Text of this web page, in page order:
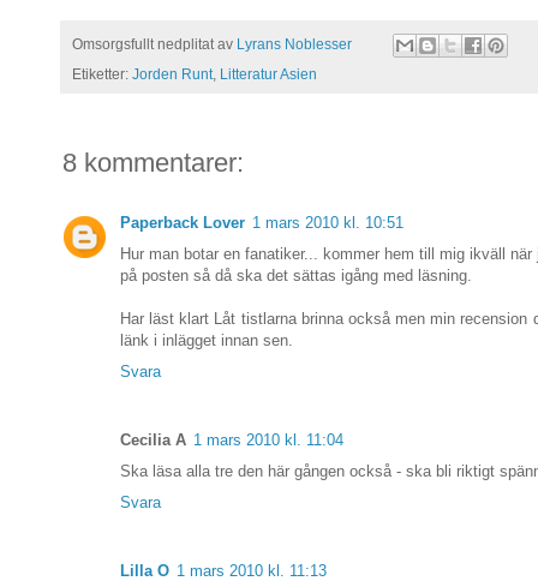
Omsorgsfullt nedplitat av Lyrans Noblesser
Etiketter: Jorden Runt, Litteratur Asien
8 kommentarer:
Paperback Lover 1 mars 2010 kl. 10:51
Hur man botar en fanatiker... kommer hem till mig ikväll
på posten så då ska det sättas igång med läsning.
Har läst klart Låt tistlarna brinna också men min recension
länk i inlägget innan sen.
Svara
Cecilia A 1 mars 2010 kl. 11:04
Ska läsa alla tre den här gången också - ska bli riktigt
Svara
Lilla O 1 mars 2010 kl. 11:13